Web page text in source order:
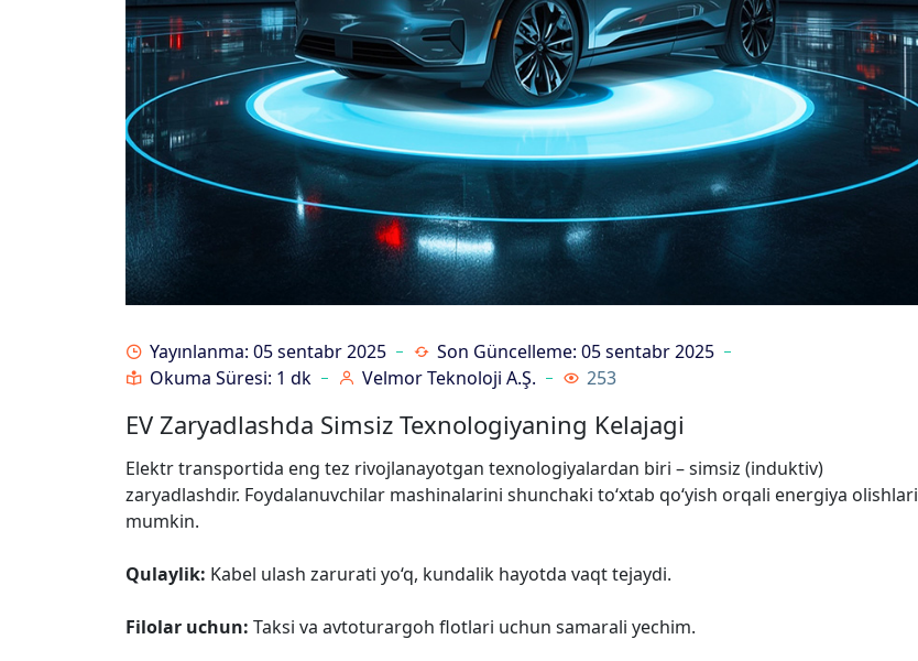
Yayınlanma: 05 sentabr 2025
Son Güncelleme: 05 sentabr 2025
Okuma Süresi: 1 dk
Velmor Teknoloji A.Ş. 253
EV Zaryadlashda Simsiz Texnologiyaning Kelajagi
Elektr transportida eng tez rivojlanayotgan texnologiyalardan biri – simsiz (induktiv)
zaryadlashdir. Foydalanuvchilar mashinalarini shunchaki to‘xtab qo‘yish orqali energiya olishlari
mumkin.
Qulaylik: Kabel ulash zarurati yo‘q, kundalik hayotda vaqt tejaydi.
Filolar uchun: Taksi va avtoturargoh flotlari uchun samarali yechim.